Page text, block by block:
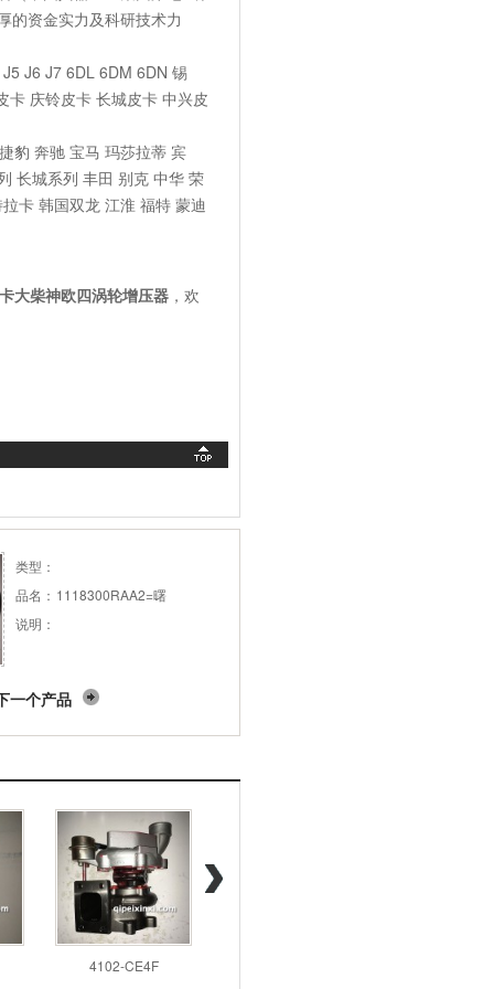
的资金实力及科研技术力
J6 J7 6DL 6DM 6DN 锡
卡 庆铃皮卡 长城皮卡 中兴皮
豹 奔驰 宝马 玛莎拉蒂 宾
长城系列 丰田 别克 中华 荣
卡 韩国双龙 江淮 福特 蒙迪
大柴神欧四涡轮增压器 ，欢
类型：
品名： 1118300RAA2=曙
说明：
一个产品
4102-CE4F